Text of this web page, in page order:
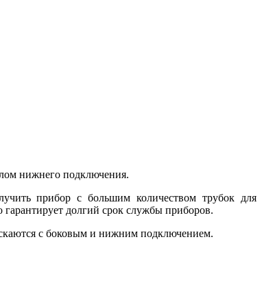
нижнего подключения.
прибор с большим количеством трубок для
долгий срок службы приборов.
с боковым и нижним подключением.